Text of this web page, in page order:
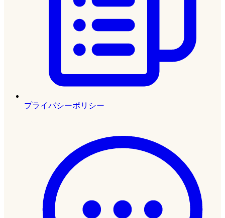
プライバシーポリシー